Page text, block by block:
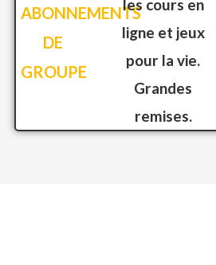
ABONNEMENTS
DE
GROUPE
les cours en
ligne et jeux
pour la vie.
Grandes
remises.